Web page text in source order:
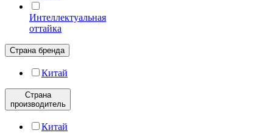
Интеллектуальная
оттайка
Страна бренда
Китай
Страна
производитель
Китай